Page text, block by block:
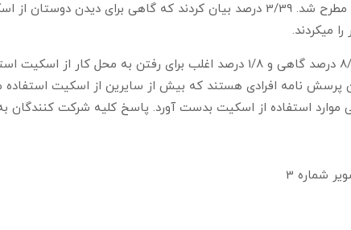
را میکردند.
8/15 درصد گاهی و 1/8 درصد اغلب برای رفتن به محل کار
پرسش نامه افرادی هستند که بیش از سایرین از اسکیت استفاده
موارد استفاده از اسکیت بدست آورد. پاسخ کلیه شرکت کنندگان به این
شماره 3